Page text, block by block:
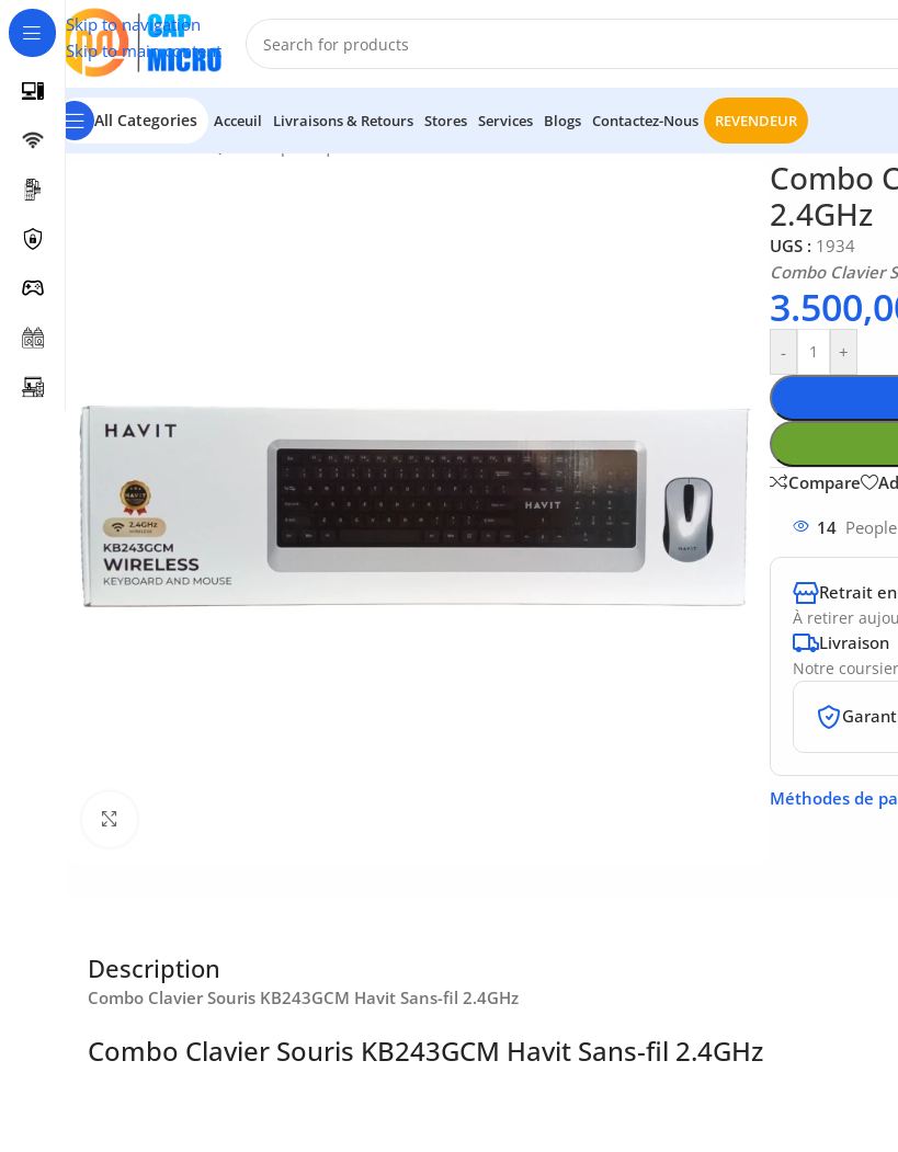
Skip to navigation
Skip to main content
All Categories Acceuil Livraisons & Retours Stores Services Blogs Contactez-Nous REVENDEUR
Accueil/INFORMATIQUE Combo Clavier Souris KB243GCM Havit Sans-fil
Combo
2.4GHz
UGS : 1934
Combo Clavier
- +
Compare
14
Retrait
À retirer
Livraison
Notre
Méthodes de
Description
Combo Clavier Souris KB243GCM Havit Sans-fil 2.4GHz
Combo Clavier Souris KB243GCM Havit Sans-fil 2.4GHz